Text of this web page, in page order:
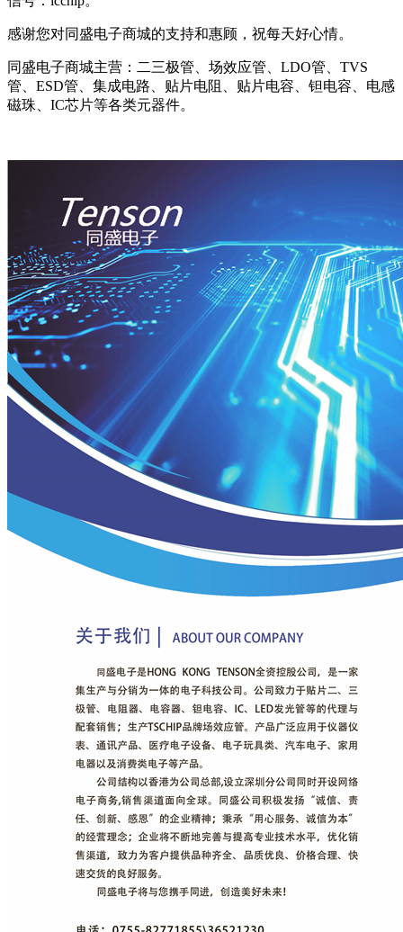
感谢您对同盛电子商城的支持和惠顾，祝每天好心情。
同盛电子商城主营：二三极管、场效应管、LDO管、TVS
管、ESD管、集成电路、贴片电阻、贴片电容、钽电容、电感
磁珠、IC芯片等各类元器件。